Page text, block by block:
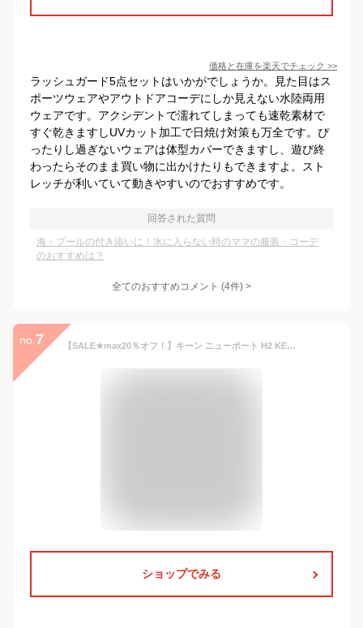
価格と在庫を楽天でチェック >>
ラッシュガード5点セットはいかがでしょうか。見た目はス
ポーツウェアやアウトドアコーデにしか見えない水陸両用
ウェアです。アクシデントで濡れてしまっても速乾素材で
すぐ乾きますしUVカット加工で日焼け対策も万全です。ぴ
ったりし過ぎないウェアは体型カバーできますし、遊び終
わったらそのまま買い物に出かけたりもできますよ。スト
レッチが利いていて動きやすいのでおすすめです。
回答された質問
海・プールの付き添いに！水に入らない時のママの服装・コーデ
のおすすめは？
全てのおすすめコメント (4件) >
no. 7 【SALE★max20％オフ！】キーン ニューポート H2 KEEN サンダル レディース キッズ ジュニア 子供 ブラック 黒 ネイビー 紺 NEW PORT H2 スポーツサンダル スポサン 靴 アウトドア レジャー 旅行 夏 川 海 履きやすい おしゃれ ブランド 楽ちん フェス キャンプ|slz|
ショップでみる